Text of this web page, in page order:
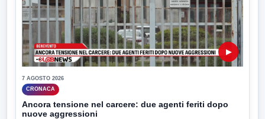
▶
7 AGOSTO 2026
CRONACA
Ancora tensione nel carcere: due agenti feriti dopo
nuove aggressioni